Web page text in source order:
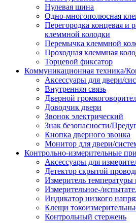
Нулевая шина
Одно-многополюсная
Перегородка концевая и
клеммной колодки
Перемычка клеммной
Проходная клеммная
Торцевой фиксатор
Коммуникационная техника/
Аксессуары для двери/
Внутренняя связь
Дверной
Доводчик двери
Звонок электрический
Знак безопасности/
Кнопка дверного звонка
Монитор для двери/
Контрольно-измерительные
Аксессуары для
Детектор скрытой
Измеритель температуры
Измерительное-/
Индикатор низкого
Клещи
Контрольный стержень